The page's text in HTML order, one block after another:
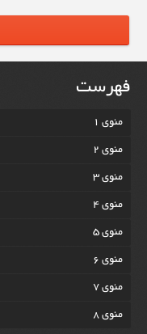
فهرست
منوی 1
منوی 2
منوی 3
منوی 4
منوی 5
منوی 6
منوی 7
منوی 8